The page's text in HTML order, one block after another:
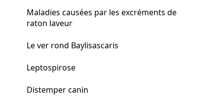
Maladies causées par les excréments de
raton laveur
Le ver rond Baylisascaris
Leptospirose
Distemper canin